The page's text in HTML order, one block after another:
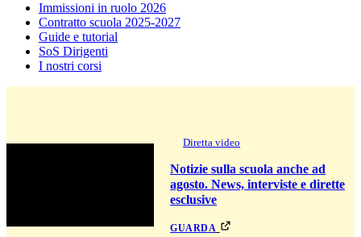
Immissioni in ruolo 2026
Contratto scuola 2025-2027
Guide e tutorial
SoS Dirigenti
I nostri corsi
Diretta video
Notizie sulla scuola anche ad
agosto. News, interviste e dirette
esclusive
guarda